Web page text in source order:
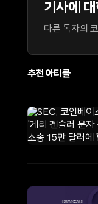
기사에
다른 독자의
추천 아티클